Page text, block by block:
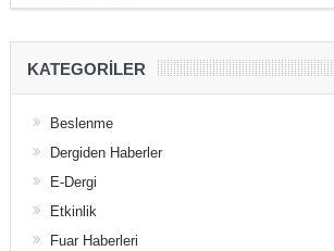
KATEGORILER
Beslenme
Dergiden Haberler
E-Dergi
Etkinlik
Fuar Haberleri